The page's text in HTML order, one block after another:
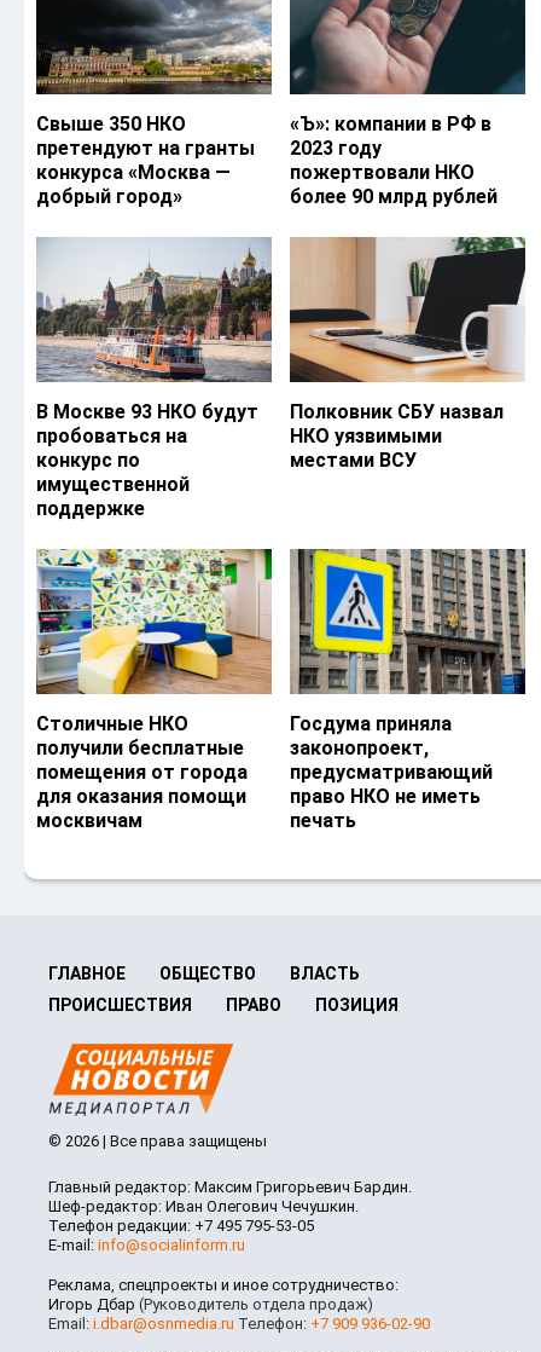
Свыше 350 НКО
претендуют на гранты
конкурса «Москва —
добрый город»
«Ъ‎»: компании в РФ в
2023 году
пожертвовали НКО
более 90 млрд рублей
В Москве 93 НКО будут
пробоваться на
конкурс по
имущественной
поддержке
Полковник СБУ назвал
НКО уязвимыми
местами ВСУ
Столичные НКО
получили бесплатные
помещения от города
для оказания помощи
москвичам
Госдума приняла
законопроект,
предусматривающий
право НКО не иметь
печать
ГЛАВНОЕ ОБЩЕСТВО
ВЛАСТЬ
ПРОИСШЕСТВИЯ
ПРАВО ПОЗИЦИЯ
© 2026 | Все права защищены
Главный редактор: Максим Григорьевич Бардин.
Шеф-редактор: Иван Олегович Чечушкин.
Телефон редакции: +7 495 795-53-05
E-mail: info@socialinform.ru
Реклама, спецпроекты и иное сотрудничество:
Игорь Дбар (Руководитель отдела продаж)
Email: i.dbar@osnmedia.ru Телефон: +7 909 936-02-90